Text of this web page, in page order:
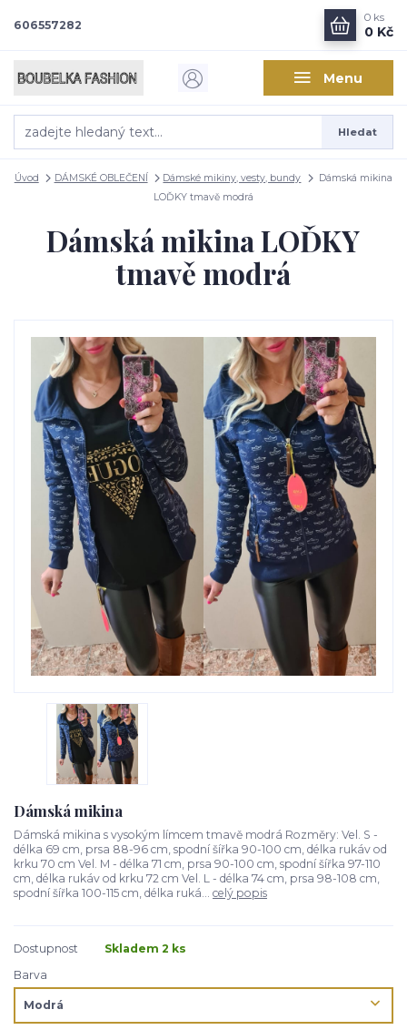
Menu
Hledat
606557282
0 ks
0 Kč
Úvod DÁMSKÉ OBLEČENÍ Dámské mikiny, vesty, bundy
Dámská mikina
LOĎKY tmavě modrá
Dámská mikina LOĎKY
tmavě modrá
Dámská mikina
Dámská mikina s vysokým límcem tmavě modrá Rozměry: Vel. S -
délka 69 cm, prsa 88-96 cm, spodní šířka 90-100 cm, délka rukáv od
krku 70 cm Vel. M - délka 71 cm, prsa 90-100 cm, spodní šířka 97-110
cm, délka rukáv od krku 72 cm Vel. L - délka 74 cm, prsa 98-108 cm,
spodní šířka 100-115 cm, délka ruká... celý popis
Dostupnost
Skladem 2 ks
Barva